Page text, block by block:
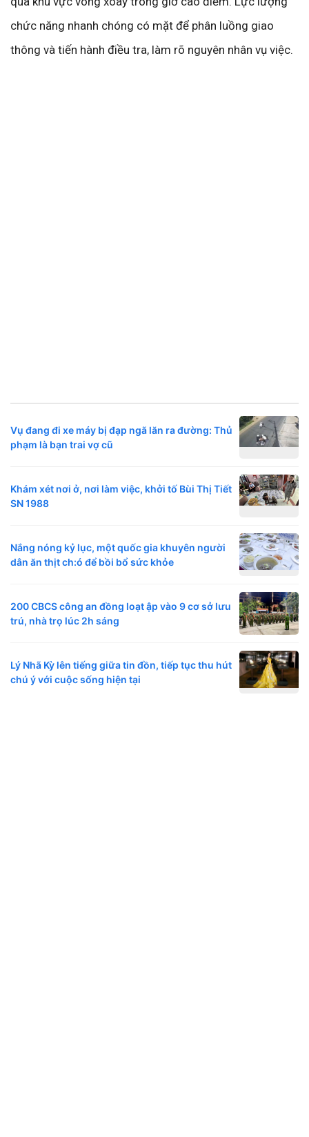
chức năng nhanh chóng có mặt để phân luồng giao
thông và tiến hành điều tra, làm rõ nguyên nhân vụ việc.
Vụ đang đi xe máy bị đạp ngã lăn ra đường: Thủ
phạm là bạn trai vợ cũ
Khám xét nơi ở, nơi làm việc, khởi tố Bùi Thị Tiết
SN 1988
Nắng nóng kỷ lục, một quốc gia khuyên người
dân ăn thịt ch:ó để bồi bổ sức khỏe
200 CBCS công an đồng loạt ập vào 9 cơ sở lưu
trú, nhà trọ lúc 2h sáng
Lý Nhã Kỳ lên tiếng giữa tin đồn, tiếp tục thu hút
chú ý với cuộc sống hiện tại